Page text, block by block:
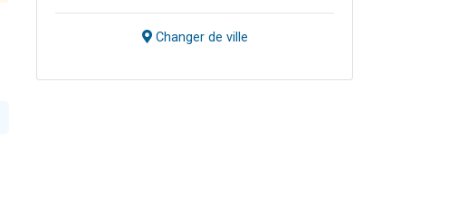
Changer de ville